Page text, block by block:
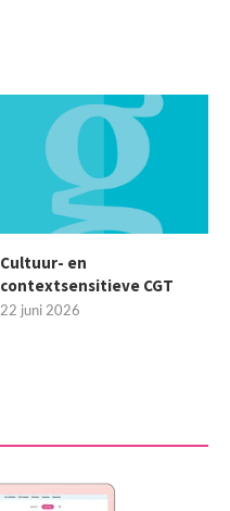
Cultuur- en
contextsensitieve CGT
22 juni 2026